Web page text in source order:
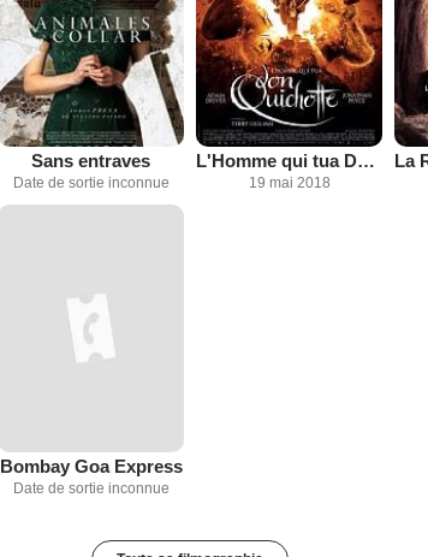
Sans entraves
Date de sortie inconnue
L'Homme qui tua Don Quichotte
19 mai 2018
Bombay Goa Express
Date de sortie inconnue